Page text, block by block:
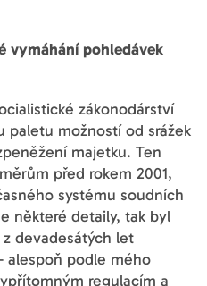
vymáhání pohledávek
zákonodárství
možností od srážek
majetku. Ten
před rokem 2001,
systému soudních
některé detaily, tak byl
devadesátých let
alespoň podle mého
regulacím a